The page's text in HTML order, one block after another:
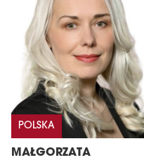
POLSKA
MAŁGORZATA